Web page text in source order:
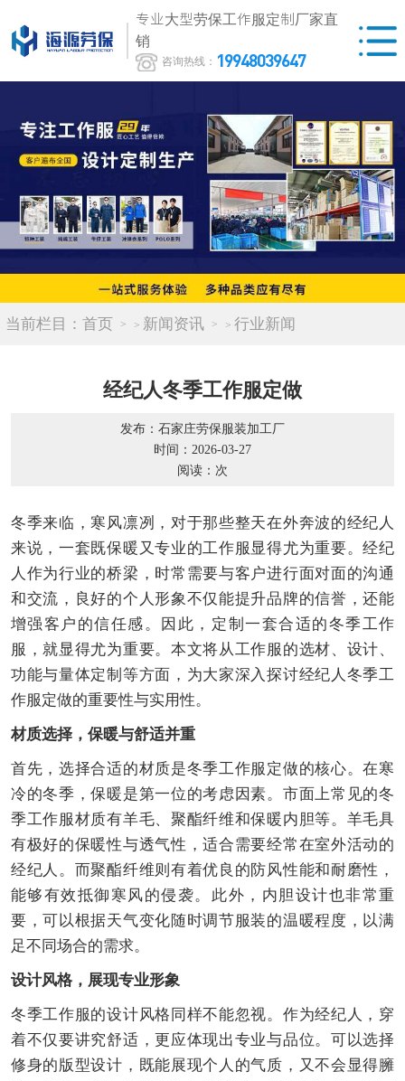
专业大型劳保工作服定制厂家直
销
咨询热线： 19948039647
当前栏目： 首页 > 新闻资讯 > 行业新闻
经纪人冬季工作服定做
发布：石家庄劳保服装加工厂
时间：2026-03-27
阅读： 次
冬季来临，寒风凛冽，对于那些整天在外奔波的经纪人
来说，一套既保暖又专业的工作服显得尤为重要。经纪
人作为行业的桥梁，时常需要与客户进行面对面的沟通
和交流，良好的个人形象不仅能提升品牌的信誉，还能
增强客户的信任感。因此，定制一套合适的冬季工作
服，就显得尤为重要。本文将从工作服的选材、设计、
功能与量体定制等方面，为大家深入探讨经纪人冬季工
作服定做的重要性与实用性。
材质选择，保暖与舒适并重
首先，选择合适的材质是冬季工作服定做的核心。在寒
冷的冬季，保暖是第一位的考虑因素。市面上常见的冬
季工作服材质有羊毛、聚酯纤维和保暖内胆等。羊毛具
有极好的保暖性与透气性，适合需要经常在室外活动的
经纪人。而聚酯纤维则有着优良的防风性能和耐磨性，
能够有效抵御寒风的侵袭。此外，内胆设计也非常重
要，可以根据天气变化随时调节服装的温暖程度，以满
足不同场合的需求。
设计风格，展现专业形象
冬季工作服的设计风格同样不能忽视。作为经纪人，穿
着不仅要讲究舒适，更应体现出专业与品位。可以选择
修身的版型设计，既能展现个人的气质，又不会显得臃